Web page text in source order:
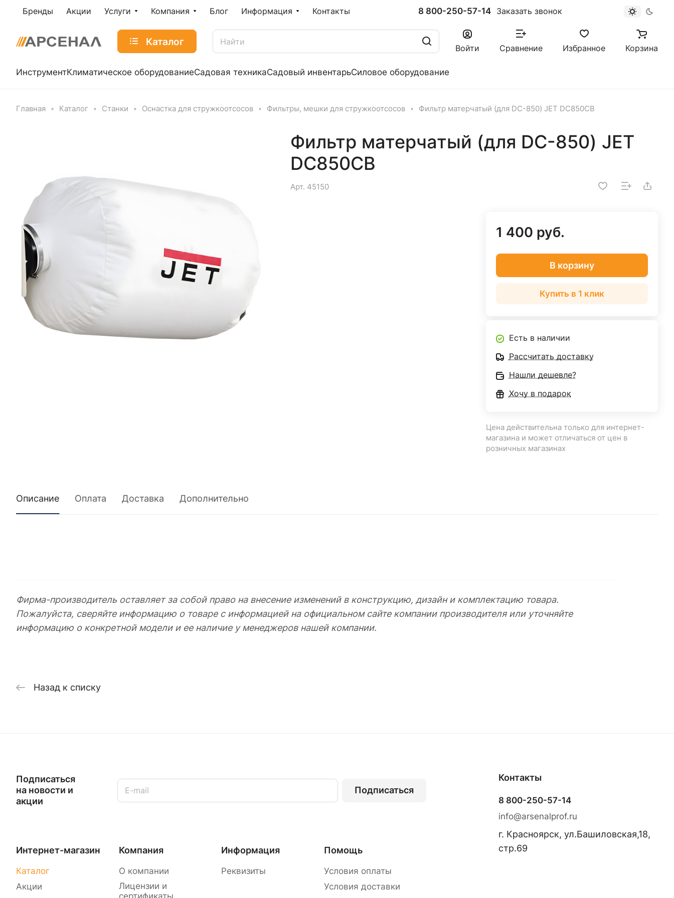
Бренды Акции Услуги Компания Блог Информация Контакты 8 800-250-57-14 Заказать звонок
Каталог
Войти Сравнение Избранное Корзина
ИнструментКлиматическое оборудованиеСадовая техникаСадовый инвентарьСиловое оборудование
Главная Каталог Станки Оснастка для стружкоотсосов Фильтры, мешки для стружкоотсосов Фильтр матерчатый (для DC-850) JET DC850CB
Фильтр матерчатый (для DC-850) JET
DC850CB
Арт. 45150
1 400 руб.
В корзину
Купить в 1 клик
Есть в наличии
Рассчитать доставку
Нашли дешевле?
Хочу в подарок
Цена действительна только для интернет-
магазина и может отличаться от цен в
розничных магазинах
Описание Оплата Доставка Дополнительно
Фирма-производитель оставляет за собой право на внесение изменений в конструкцию, дизайн и комплектацию товара.
Пожалуйста, сверяйте информацию о товаре с информацией на официальном сайте компании производителя или уточняйте
информацию о конкретной модели и ее наличие у менеджеров нашей компании.
Назад к списку
Подписаться
на новости и
акции
Подписаться
Интернет-магазин
Каталог
Акции
Компания
О компании
Лицензии и
Информация
Реквизиты
Помощь
Условия оплаты
Условия доставки
Контакты
8 800-250-57-14
info@arsenalprof.ru
г. Красноярск, ул.Башиловская,18,
стр.69